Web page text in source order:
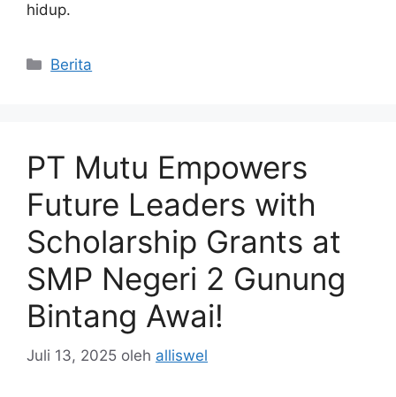
hidup.
Kategori
Berita
PT Mutu Empowers
Future Leaders with
Scholarship Grants at
SMP Negeri 2 Gunung
Bintang Awai!
Juli 13, 2025 oleh alliswel